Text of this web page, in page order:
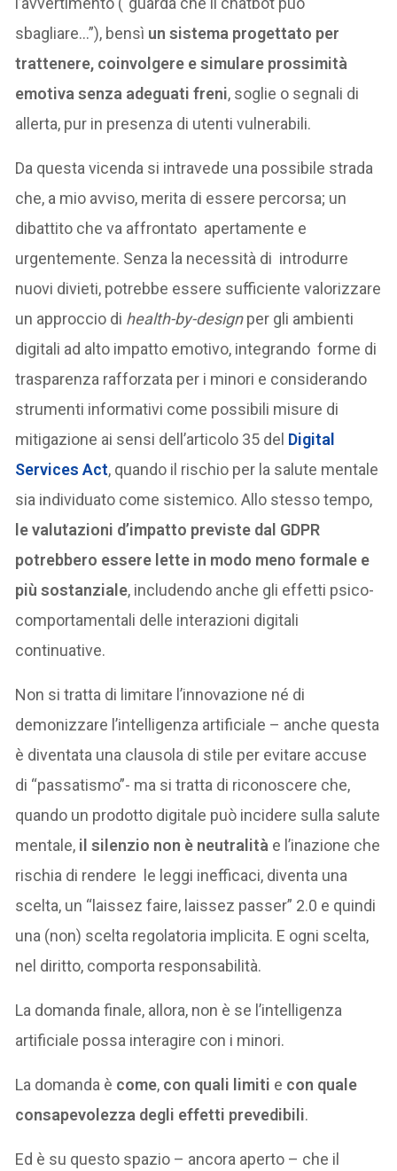
sbagliare…”), bensì un sistema progettato per
trattenere, coinvolgere e simulare prossimità
emotiva senza adeguati freni, soglie o segnali di
allerta, pur in presenza di utenti vulnerabili.
Da questa vicenda si intravede una possibile strada
che, a mio avviso, merita di essere percorsa; un
dibattito che va affrontato apertamente e
urgentemente. Senza la necessità di introdurre
nuovi divieti, potrebbe essere sufficiente valorizzare
un approccio di health-by-designper gli ambienti
digitali ad alto impatto emotivo, integrando forme di
trasparenza rafforzata per i minori e considerando
strumenti informativi come possibili misure di
mitigazione ai sensi dell’articolo 35 del Digital
Services Act, quando il rischio per la salute mentale
sia individuato come sistemico. Allo stesso tempo,
le valutazioni d’impatto previste dal GDPR
potrebbero essere lette in modo meno formale e
più sostanziale, includendo anche gli effetti psico-
comportamentali delle interazioni digitali
continuative.
Non si tratta di limitare l’innovazione né di
demonizzare l’intelligenza artificiale – anche questa
è diventata una clausola di stile per evitare accuse
di “passatismo”- ma si tratta di riconoscere che,
quando un prodotto digitale può incidere sulla salute
mentale, il silenzio non è neutralità e l’inazione che
rischia di rendere le leggi inefficaci, diventa una
scelta, un “laissez faire, laissez passer” 2.0 e quindi
una (non) scelta regolatoria implicita. E ogni scelta,
nel diritto, comporta responsabilità.
La domanda finale, allora, non è se l’intelligenza
artificiale possa interagire con i minori.
La domanda è come, con quali limiti e con quale
consapevolezza degli effetti prevedibili.
Ed è su questo spazio – ancora aperto – che il